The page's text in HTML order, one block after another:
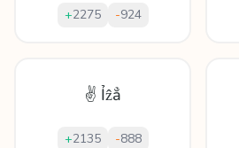
+2275 -924
✌ Ỉẑẳ
+2135 -888